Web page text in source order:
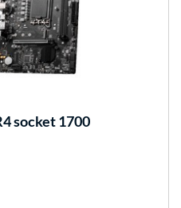
socket 1700